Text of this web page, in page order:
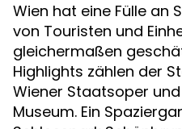
Wien hat eine Fülle an
von Touristen und
gleichermaßen
Highlights zählen der
Wiener Staatsoper
Museum. Ein